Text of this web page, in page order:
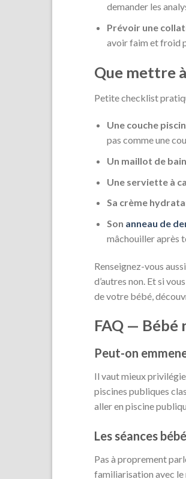
demander les
Prévoir une
avoir faim et froid
Que mettre
Petite checklist
Une couche
pas comme une
Un maillot de bain
Une serviette à
Sa crème
Son anneau de
mâchouiller après
Renseignez-vous
d’autres non. Et si
de votre bébé,
FAQ — Bébé
Peut-on
Il vaut mieux
piscines publiques
aller en piscine
Les séances
Pas à proprement
familiarisation avec le